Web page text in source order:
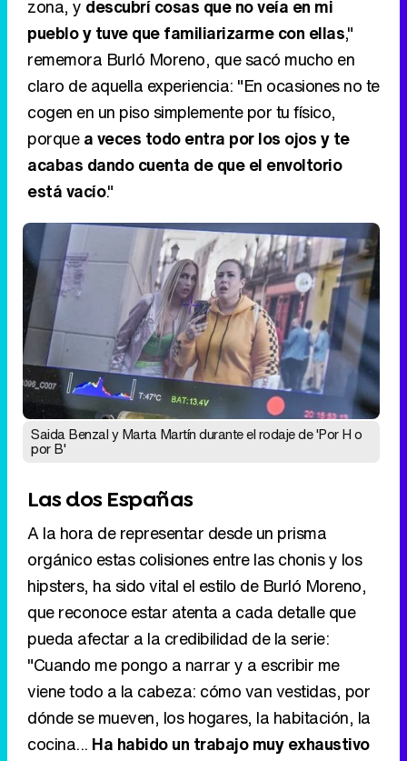
porque a veces todo entra por los ojos y te
acabas dando cuenta de que el envoltorio
está vacío ."
Saida Benzal y Marta Martín durante el rodaje de 'Por H o
por B'
Las dos Españas
A la hora de representar desde un prisma
orgánico estas colisiones entre las chonis y los
hipsters, ha sido vital el estilo de Burló Moreno,
que reconoce estar atenta a cada detalle que
pueda afectar a la credibilidad de la serie:
"Cuando me pongo a narrar y a escribir me
viene todo a la cabeza: cómo van vestidas, por
dónde se mueven, los hogares, la habitación, la
cocina...Ha habido un trabajo muy exhaustivo
de ambientación para creerme realmente las
dos Españas: la snob y la profunda." De la
misma manera, Benzal reconoce la labor de su
directora, que ha tratado de diseñar una historia
en la que predomine la naturalidad. "Es una